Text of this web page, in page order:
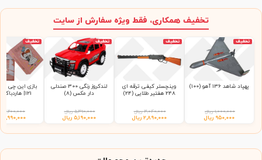
تخفیف همکاری، فقط ویژه سفارش از سایت
تخفیف
پهپاد شاهد 136 آهو (100)
۱,۰۰۰,۰۰۰ ریال
۹۵۰,۰۰۰ ریال
تخفیف
وینچستر کیفی ترقه ای
248 هفتیر طلایی (24)
۳,۰۴۰,۰۰۰ ریال
۲,۸۹۰,۰۰۰ ریال
تخفیف
لندکروز رنگی 300 صندلی
دار مکس (8)
۵,۳۹۰,۰۰۰ ریال
۵,۱۹۰,۰۰۰ ریال
تخفیف
بازی این چی
121| هاردباکس (48)
۳,۲۰۰,۰۰۰
۲,۹۹۰,۰۰۰